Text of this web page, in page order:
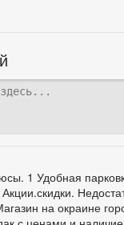
1 Удобная
на окраине